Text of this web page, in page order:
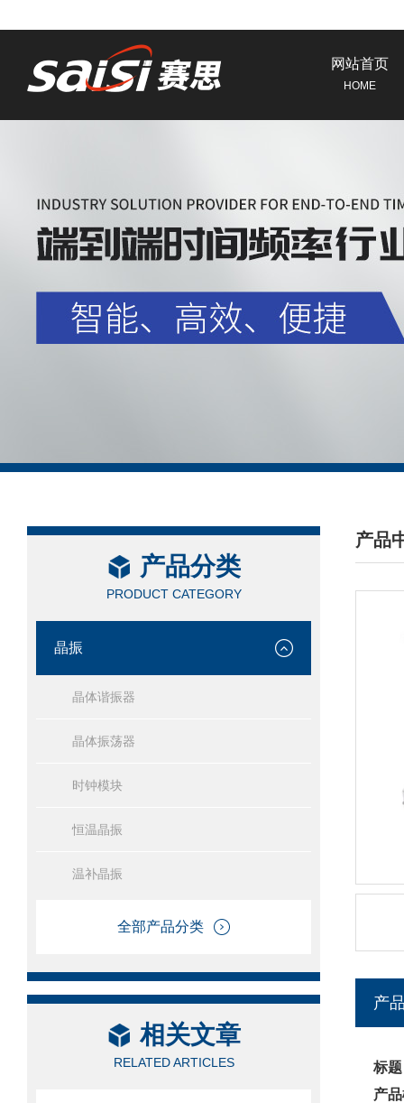
网站首页
HOME
产品分类
PRODUCT CATEGORY
晶振
晶体谐振器
晶体振荡器
时钟模块
恒温晶振
温补晶振
全部产品分类
相关文章
RELATED ARTICLES
产品
/
产
标
产